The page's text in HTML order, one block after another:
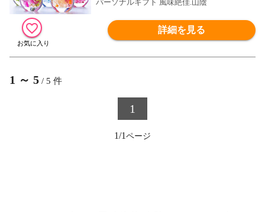
パーソナルギフト 風味絶佳.山陰
詳細を見る
1 ～ 5 / 5 件
1
1/1